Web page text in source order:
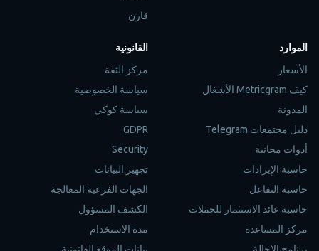
قارن
الموارد
الأسعار
كيف Metricgram الأشغال
المدونة
دليل مجتمعات Telegram
أدوات مجانية
حاسبة الإيرادات
حاسبة التفاعل
حاسبة عائد الاستثمار للحملات
مركز المساعدة
برنامج الإحالة
القانونية
مركز الثقة
سياسة الخصوصية
سياسة كوكي
GDPR
Security
تجهيز البيانات
الجهات الفرعية المعالجة
الكشف المسؤول
مدة الاستخدام
بيانات الموقع القانونية